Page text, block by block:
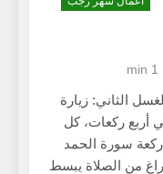
1 min
الثاني: زيارة
أربع ركعات، كل
سورة الحمد
من الصلاة يبسط